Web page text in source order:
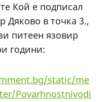
Кой е подписал
Дяково в точка 3.,
питеен язовир
години:
static/me
Povarhnostnivodi